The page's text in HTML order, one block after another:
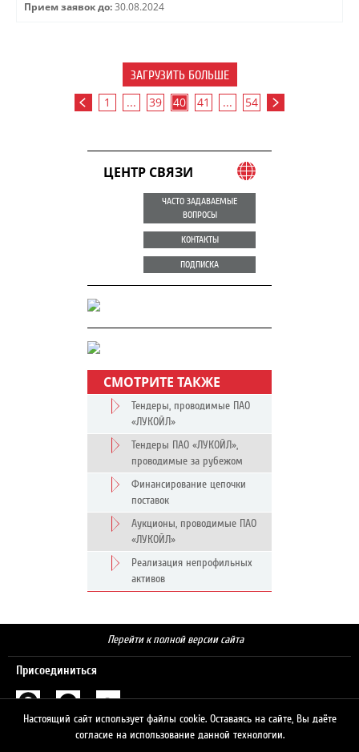
Прием заявок до: 30.08.2024
ЗАГРУЗИТЬ БОЛЬШЕ
1 ... 39 40 41 ... 54
ЦЕНТР СВЯЗИ
ЧАСТО ЗАДАВАЕМЫЕ
ВОПРОСЫ
КОНТАКТЫ
ПОДПИСКА
СМОТРИТЕ ТАКЖЕ
Тендеры, проводимые ПАО
«ЛУКОЙЛ»
Тендеры ПАО «ЛУКОЙЛ»,
проводимые за рубежом
Финансирование цепочки
поставок
Аукционы, проводимые ПАО
«ЛУКОЙЛ»
Реализация непрофильных
активов
Перейти к полной версии сайта
Присоединиться
Настоящий сайт использует файлы cookie. Оставаясь на сайте, Вы даёте
согласие на использование данной технологии.